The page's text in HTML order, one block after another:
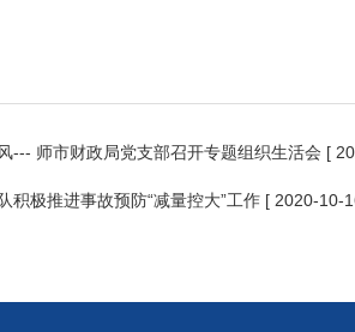
--- 师市财政局党支部召开专题组织生活会 [
积极推进事故预防“减量控大”工作 [ 2020-10-